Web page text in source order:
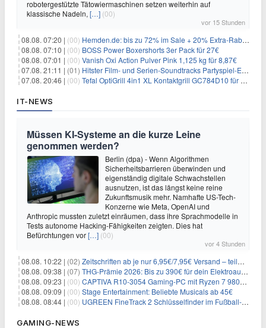
robotergestützte Tätowiermaschinen setzen weiterhin auf
klassische Nadeln, […] (00)
vor 15 Stunden
08.08. 07:20 | (00) Hemden.de: bis zu 72% im Sale + 20% Extra-Rabatt dank Gutschein
08.08. 07:10 | (00) BOSS Power Boxershorts 3er Pack für 27€
08.08. 07:01 | (00) Vanish Oxi Action Pulver Pink 1,125 kg für 8,87€
07.08. 21:11 | (01) Hitster Film- und Serien-Soundtracks Partyspiel-Erweiterung für 6,99€
07.08. 20:46 | (00) Tefal OptiGrill 4in1 XL Kontaktgrill GC784D10 für 239,99€
IT-NEWS
Müssen KI-Systeme an die kurze Leine
genommen werden?
Berlin (dpa) - Wenn Algorithmen
Sicherheitsbarrieren überwinden und
eigenständig digitale Schwachstellen
ausnutzen, ist das längst keine reine
Zukunftsmusik mehr. Namhafte US-Tech-
Konzerne wie Meta, OpenAI und
Anthropic mussten zuletzt einräumen, dass ihre Sprachmodelle in
Tests autonome Hacking-Fähigkeiten zeigten. Dies hat
Befürchtungen vor[…] (00)
vor 4 Stunden
08.08. 10:22 | (02) Zeitschriften ab je nur 6,95€/7,95€ Versand – teilweise selbstkündigend!
08.08. 09:38 | (07) THG-Prämie 2026: Bis zu 390€ für dein Elektroauto mit geld-fuer-eAuto.de
08.08. 09:23 | (00) CAPTIVA R10-3054 Gaming-PC mit Ryzen 7 9800X3D und RTX 5080 für 2.599€
08.08. 09:09 | (00) Stage Entertainment: Beliebte Musicals ab 45€
08.08. 08:44 | (00) UGREEN FineTrack 2 Schlüsselfinder im Fußball-Design für 10,98€
GAMING-NEWS